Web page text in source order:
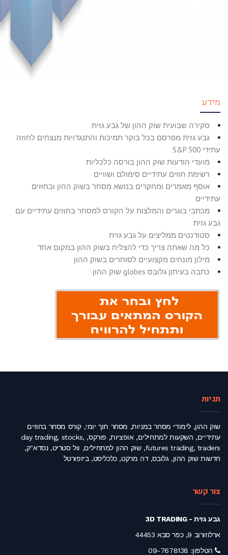
מידע
סקירה שבועית שוק ההון של גבע גזית
גבע גזית מפרסם בכל בוקר תמיכות והתנגדויות מנצחים לחוזה
עתידי S&P 500
מועדי הודעות שוק ההון בורסה כלכליות
רשימת חוזים עתידיים סימולם ושוויים
אוסף מאמרים ומחקרים בנושא מסחר בשוק ההון ובחוזים
עתידיים
מכתבי בוגרים והמלצות על הקורס למסחר בחוזים עתידיים עם
גבע גזית
סטודנטים ממליצים על גבע גזית
כל מה שאתה צריך כדי להצליח בשוק ההון במקום אחד
מילון מונחים מקצועיים לסוחרים בשוק ההון
כתבה בעיתון גלובס globes שוק ההון
תגיות
שוק ההון, לימודי מסחר במניות, מסחר תוך יומי, קורס מסחר בחוזים
עתידיים, השקעות למתחילים, אופציות, פורקס, day trading, stocks,
futures trading, traders, שוק ההון למתחילים, וול סטריט, נסדא"ק,
חדשות שוק ההון, גלובס, דה מרקט, כלכליסט, ביזפורטל
צור קשר
גבע גזית - 3D TRADING
ארלוזורוב 9, כפר סבא 44453
הטלפון: 09-7678138